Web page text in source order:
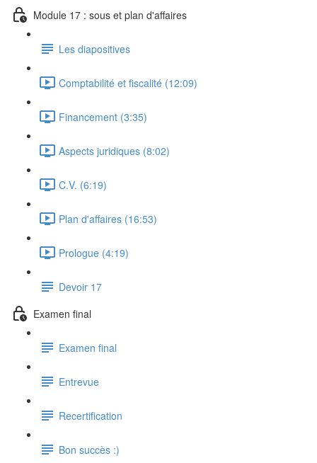
Module 17 : sous et plan d'affaires
Les diapositives
Comptabilité et fiscalité (12:09)
Financement (3:35)
Aspects juridiques (8:02)
C.V. (6:19)
Plan d'affaires (16:53)
Prologue (4:19)
Devoir 17
Examen final
Examen final
Entrevue
Recertification
Bon succès :)